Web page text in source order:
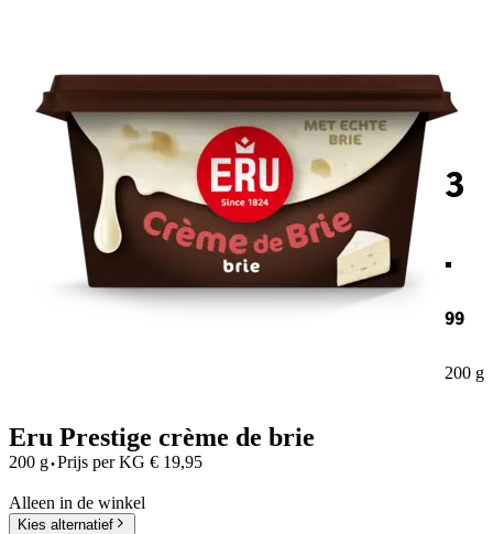
3
.
99
200 g
Eru Prestige crème de brie
200 g·Prijs per KG € 19,95
Alleen in de winkel
Kies alternatief